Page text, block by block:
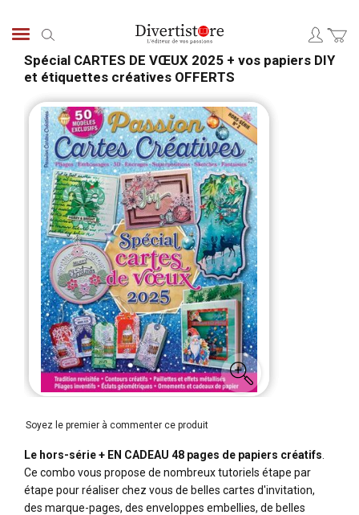
Spécial CARTES DE VŒUX 2025 + vos papiers DIY
et étiquettes créatives OFFERTS
Passer
à
galerie
d’images
Soyez le premier à commenter ce produit
Le hors-série + EN CADEAU 48 pages de papiers créatifs
Ce combo vous propose de nombreux tutoriels étape par
étape pour réaliser chez vous de belles cartes d'invitation,
des marque-pages, des enveloppes embellies, de belles